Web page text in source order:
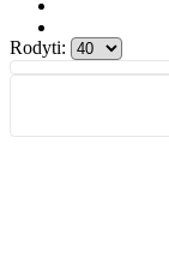
Rodyti: